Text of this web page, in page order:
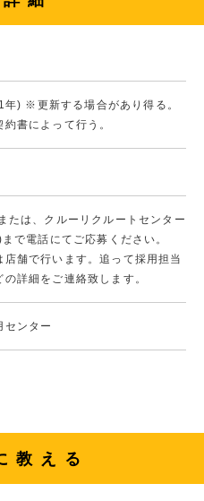
年) ※更新する場合があり得る。
書によって行う。
たは、クルーリクルートセンター
で電話にてご応募ください。
舗で行います。追って採用担当
詳細をご連絡致します。
センター
教える